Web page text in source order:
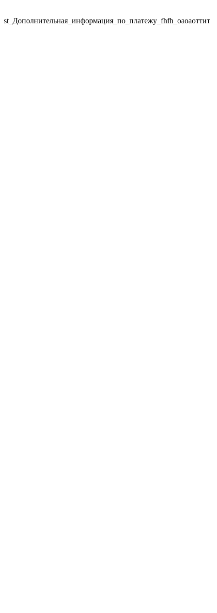
st_Дополнительная_информация_по_платежу_fhfh_оаоаоттит